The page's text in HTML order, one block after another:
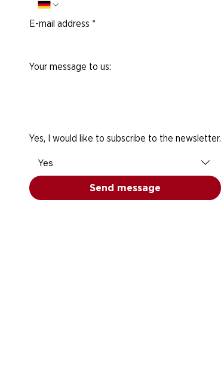
E-mail address *
Your message to us:
Yes, I would like to subscribe to the newsletter.
Yes
Send message